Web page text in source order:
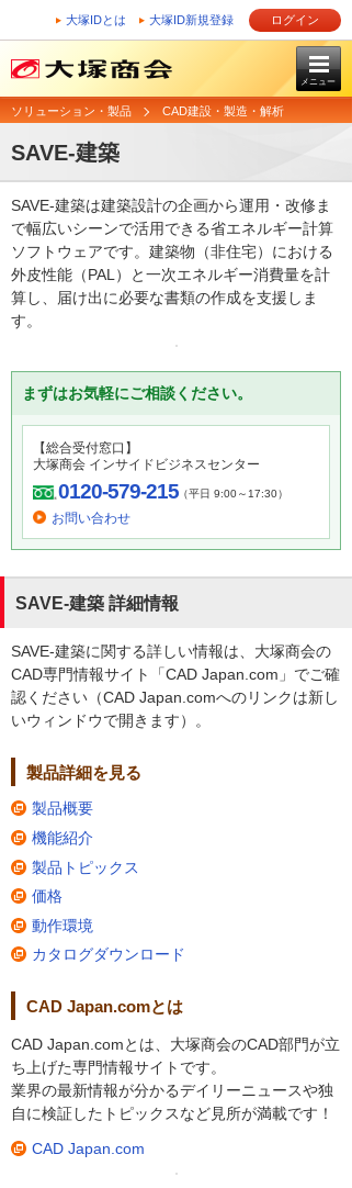
大塚IDとは 大塚ID新規登録 ログイン
メニュー
ソリューション・製品 CAD建設・製造・解析
SAVE-建築
SAVE-建築は建築設計の企画から運用・改修ま
で幅広いシーンで活用できる省エネルギー計算
ソフトウェアです。建築物（非住宅）における
外皮性能（PAL）と一次エネルギー消費量を計
算し、届け出に必要な書類の作成を支援しま
す。
まずはお気軽にご相談ください。
【総合受付窓口】
大塚商会 インサイドビジネスセンター
0120-579-215（平日 9:00～17:30）
お問い合わせ
SAVE-建築 詳細情報
SAVE-建築に関する詳しい情報は、大塚商会の
CAD専門情報サイト「CAD Japan.com」でご確
認ください（CAD Japan.comへのリンクは新し
いウィンドウで開きます）。
製品詳細を見る
製品概要
機能紹介
製品トピックス
価格
動作環境
カタログダウンロード
CAD Japan.comとは
CAD Japan.comとは、大塚商会のCAD部門が立
ち上げた専門情報サイトです。
業界の最新情報が分かるデイリーニュースや独
自に検証したトピックスなど見所が満載です！
CAD Japan.com